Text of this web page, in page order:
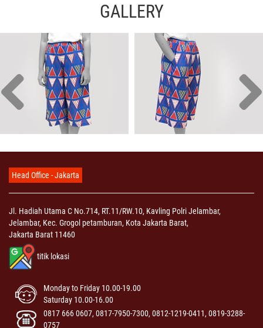
GALLERY
Head Office - Jakarta
Jl. Hadiah Utama C No.714, RT.11/RW.10, Kavling Polri Jelambar,
Jelambar, Kec. Grogol petamburan, Kota Jakarta Barat,
Jakarta Barat 11460
titik lokasi
Monday to Friday 10.00-19.00
Saturday 10.00-16.00
0817 666 0607, 0817-7950-7300, 0812-1219-0411, 0819-3288-
0757